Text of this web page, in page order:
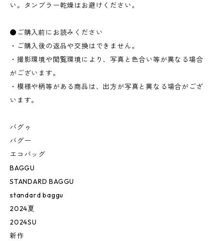
い。タンブラー乾燥はお避けください。
●ご購入前にお読みください
・ご購入後の返品や交換はできません。
・撮影環境や閲覧環境により、写真と色合い等が異なる場合
がございます。
・模様や柄等がある商品は、出方が写真と異なる場合がござ
います。
バグゥ
バグー
エコバッグ
BAGGU
STANDARD BAGGU
standard baggu
2024夏
2024SU
新作